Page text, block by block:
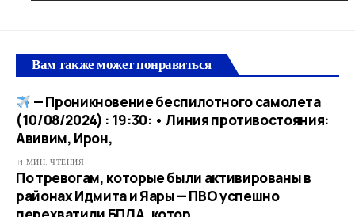
Вам также может понравиться
— Проникновение беспилотного самолета
(10/08/2024) : 19:30: • Линия противостояния:
Авивим, Ирон,
1 МИН. ЧТЕНИЯ
По тревогам, которые были активированы в
районах Идмита и Яары — ПВО успешно